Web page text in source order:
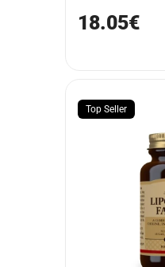
18.05€
Top Seller